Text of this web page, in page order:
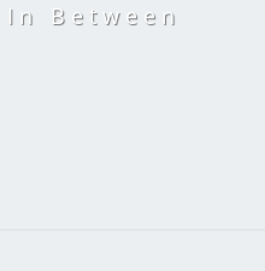
Between